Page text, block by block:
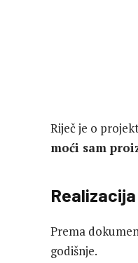
Riječ je o
moći sam
Prema
godišnje.